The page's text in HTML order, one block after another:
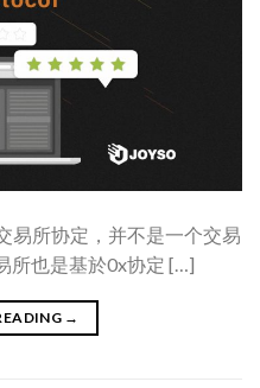
易所协定，并不是一个交易
所也是基於0x协定 […]
→